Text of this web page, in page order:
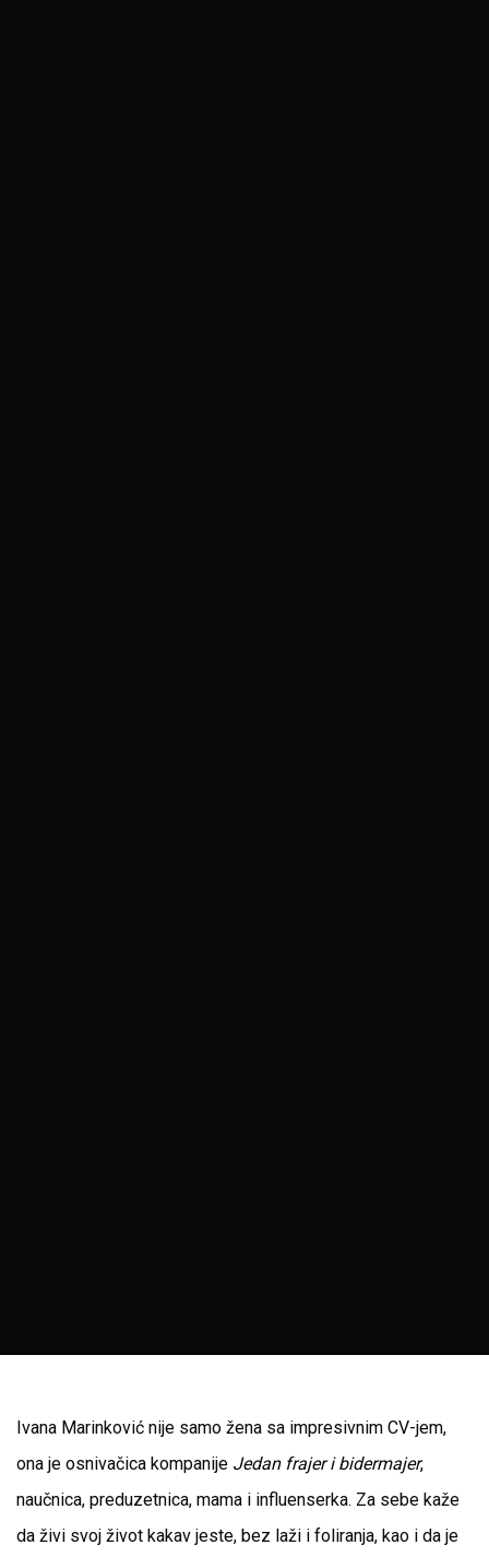
Ivana Marinković nije samo žena sa impresivnim CV-jem,
ona je osnivačica kompanije Jedan frajer i bidermajer,
naučnica, preduzetnica, mama i influenserka. Za sebe kaže
da živi svoj život kakav jeste, bez laži i foliranja, kao i da je